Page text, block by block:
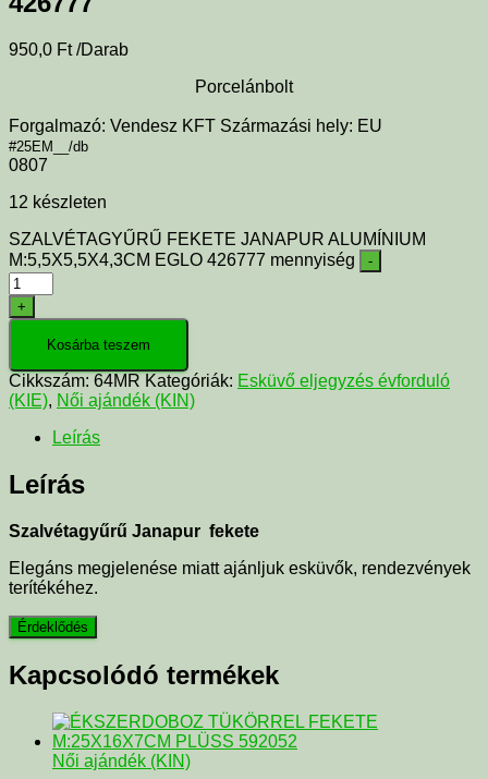
950,0 Ft /Darab
Porcelánbolt
Forgalmazó: Vendesz KFT Származási hely: EU
#25EM__/db
0807
12 készleten
SZALVÉTAGYŰRŰ FEKETE JANAPUR ALUMÍNIUM
M:5,5X5,5X4,3CM EGLO 426777 mennyiség
-
+
Kosárba teszem
Cikkszám: 64MR Kategóriák: Esküvő eljegyzés évforduló
(KIE), Női ajándék (KIN)
Leírás
Leírás
Szalvétagyűrű Janapur fekete
Elegáns megjelenése miatt ajánljuk esküvők, rendezvények
terítékéhez.
Kapcsolódó termékek
Női ajándék (KIN)